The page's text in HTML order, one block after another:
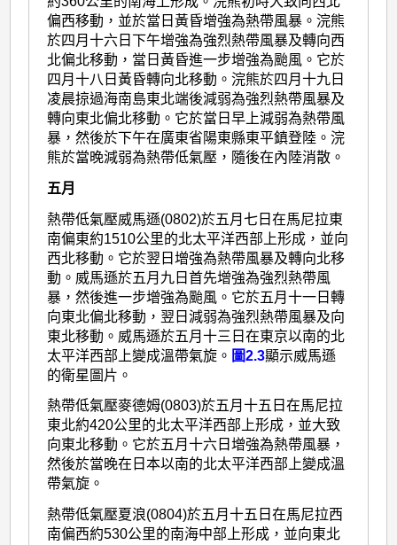
偏西移動，並於當日黃昏增強為熱帶風暴。浣熊
於四月十六日下午增強為強烈熱帶風暴及轉向西
北偏北移動，當日黃昏進一步增強為颱風。它於
四月十八日黃昏轉向北移動。浣熊於四月十九日
凌晨掠過海南島東北端後減弱為強烈熱帶風暴及
轉向東北偏北移動。它於當日早上減弱為熱帶風
暴，然後於下午在廣東省陽東縣東平鎮登陸。浣
熊於當晚減弱為熱帶低氣壓，隨後在內陸消散。
五月
熱帶低氣壓威馬遜(0802)於五月七日在馬尼拉東
南偏東約1510公里的北太平洋西部上形成，並向
西北移動。它於翌日增強為熱帶風暴及轉向北移
動。威馬遜於五月九日首先增強為強烈熱帶風
暴，然後進一步增強為颱風。它於五月十一日轉
向東北偏北移動，翌日減弱為強烈熱帶風暴及向
東北移動。威馬遜於五月十三日在東京以南的北
太平洋西部上變成溫帶氣旋。 圖2.3顯示威馬遜
的衛星圖片。
熱帶低氣壓麥德姆(0803)於五月十五日在馬尼拉
東北約420公里的北太平洋西部上形成，並大致
向東北移動。它於五月十六日增強為熱帶風暴，
然後於當晚在日本以南的北太平洋西部上變成溫
帶氣旋。
熱帶低氣壓夏浪(0804)於五月十五日在馬尼拉西
南偏西約530公里的南海中部上形成，並向東北